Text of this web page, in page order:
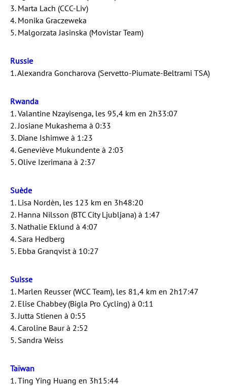
3. Marta Lach (CCC-Liv)
4. Monika Graczeweka
5. Malgorzata Jasinska (Movistar Team)
Russie
1. Alexandra Goncharova (Servetto-Piumate-Beltrami TSA)
Rwanda
1. Valantine Nzayisenga, les 95,4 km en 2h33:07
2. Josiane Mukashema à 0:33
3. Diane Ishimwe à 1:23
4. Geneviève Mukundente à 2:03
5. Olive Izerimana à 2:37
Suède
1. Lisa Nordèn, les 123 km en 3h48:20
2. Hanna Nilsson (BTC City Ljubljana) à 1:47
3. Nathalie Eklund à 4:07
4. Sara Hedberg
5. Ebba Granqvist à 10:27
Suisse
1. Marlen Reusser (WCC Team), les 81,4 km en 2h17:47
2. Elise Chabbey (Bigla Pro Cycling) à 0:11
3. Jutta Stienen à 0:55
4. Caroline Baur à 2:52
5. Sandra Weiss
Taïwan
1. Ting Ying Huang en 3h15:44